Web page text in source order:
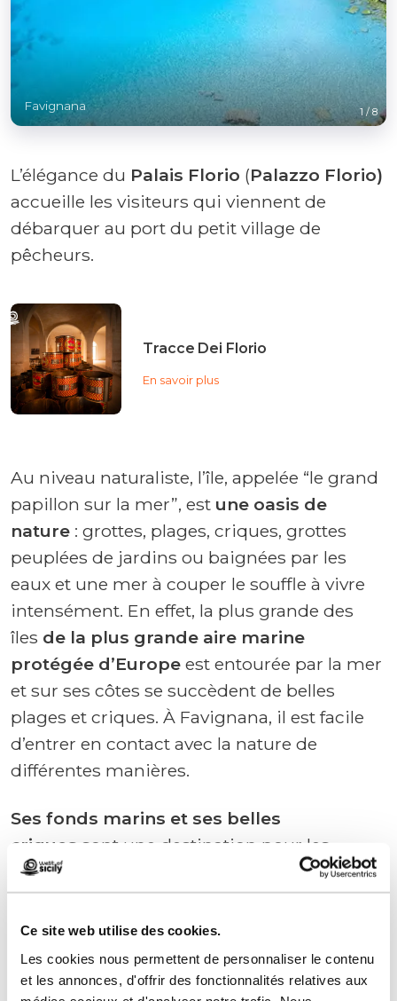
Ce site web utilise des cookies.
Les cookies nous permettent de personnaliser le contenu
et les annonces, d'offrir des fonctionnalités relatives aux
Favignana 1 / 8
L’élégance du Palais Florio (Palazzo Florio)
accueille les visiteurs qui viennent de
débarquer au port du petit village de
pêcheurs.
Tracce Dei Florio
En savoir plus
Au niveau naturaliste, l’île, appelée “le grand
papillon sur la mer”, est une oasis de
nature : grottes, plages, criques, grottes
peuplées de jardins ou baignées par les
eaux et une mer à couper le souffle à vivre
intensément. En effet, la plus grande des
îles de la plus grande aire marine
protégée d’Europe est entourée par la mer
et sur ses côtes se succèdent de belles
plages et criques. À Favignana, il est facile
d’entrer en contact avec la nature de
différentes manières.
Ses fonds marins et ses belles
criques sont une destination pour les
snorkelers, mais l’île, grâce à sa
conformation géomorphologique, permet
de profiter de la quasi-totalité de la côte,
avec de grandes étendues sablonneuses
alternant avec des rochers dans la partie